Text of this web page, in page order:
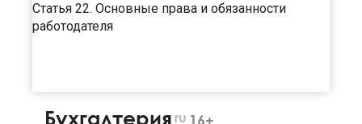
Статья 22. Основные права и обязанности
работодателя
Бухгалтерия ru 16+